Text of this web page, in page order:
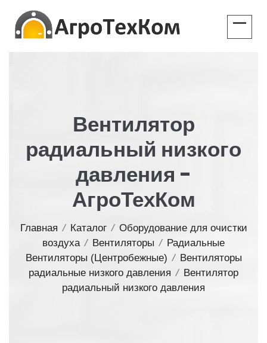
Вентилятор
радиальный низкого
давления -
АгроТехКом
Главная / Каталог / Оборудование для очистки
воздуха / Вентиляторы / Радиальные
Вентиляторы (Центробежные) / Вентиляторы
радиальные низкого давления / Вентилятор
радиальный низкого давления